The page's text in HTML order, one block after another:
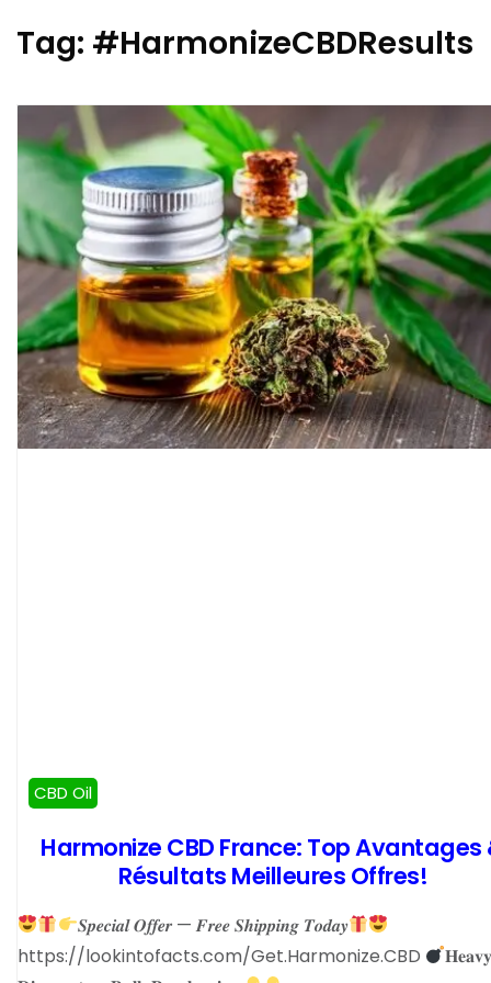
Tag: #HarmonizeCBDResults
CBD Oil
Harmonize CBD France: Top Avantages
Résultats Meilleures Offres!
𝑺𝒑𝒆𝒄𝒊𝒂𝒍 𝑶𝒇𝒇𝒆𝒓 — 𝑭𝒓𝒆𝒆 𝑺𝒉𝒊𝒑𝒑𝒊𝒏𝒈 𝑻𝒐𝒅𝒂𝒚
https://lookintofacts.com/Get.Harmonize.CBD